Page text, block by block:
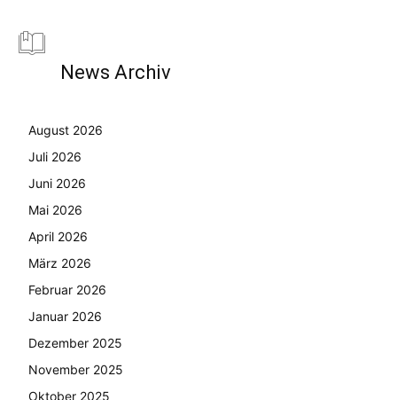
News Archiv
August 2026
Juli 2026
Juni 2026
Mai 2026
April 2026
März 2026
Februar 2026
Januar 2026
Dezember 2025
November 2025
Oktober 2025